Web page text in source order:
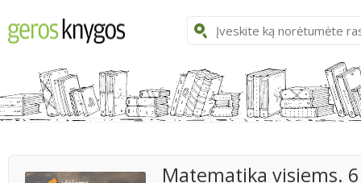
Matematika visiems.